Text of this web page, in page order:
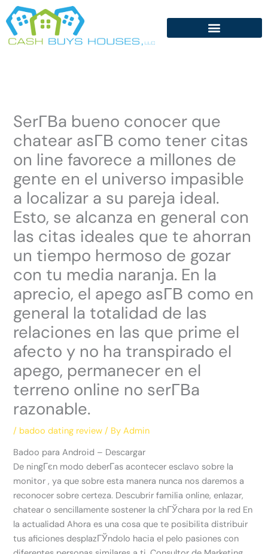
Skip
to
content
SerГ­В­a bueno conocer que
chatear asГ­В­ como tener citas
on line favorece a millones de
gente en el universo impasible
a localizar a su pareja ideal.
Esto, se alcanza en general con
las citas ideales que te ahorran
un tiempo hermoso de gozar
con tu media naranja. En la
aprecio, el apego asГ­В­ como en
general la totalidad de las
relaciones en las que prime el
afecto y no ha transpirado el
apego, permanecer en el
terreno online no serГ­В­a
razonable.
/ badoo dating review / ByAdmin
Badoo para Android – Descargar
De ningГєn modo deberГ­as acontecer esclavo sobre la
monitor , ya que sobre esta manera nunca nos daremos a
reconocer sobre certeza. Descubrir familia online, enlazar,
chatear o sencillamente sostener la chГЎchara por la red En
la actualidad Ahora es una cosa que te posibilita distribuir
tus aficiones desplazГЎndolo hacia el pelo pasiones con